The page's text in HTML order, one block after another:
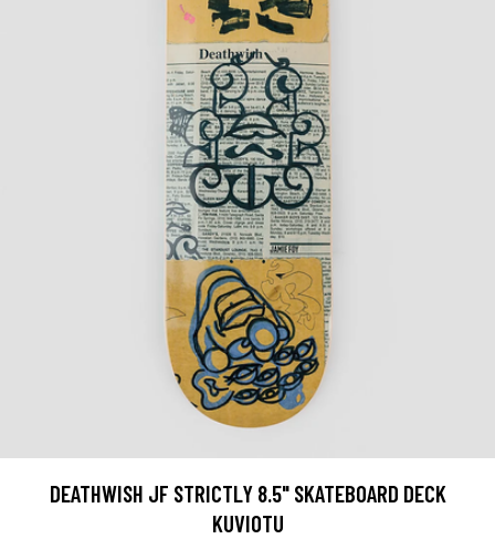
DEATHWISH JF STRICTLY 8.5" SKATEBOARD DECK
KUVIOTU